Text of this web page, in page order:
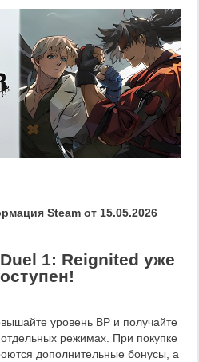
Steam от 15.05.2026
1: Reignited уже
уровень BP и получайте
режимах. При покупке
дополнительные бонусы, а